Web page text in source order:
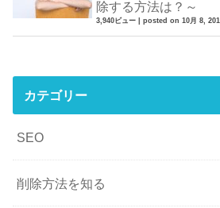
除する方法は？～
3,940ビュー |posted on 10月 8,
カテゴリー
SEO
削除方法を知る